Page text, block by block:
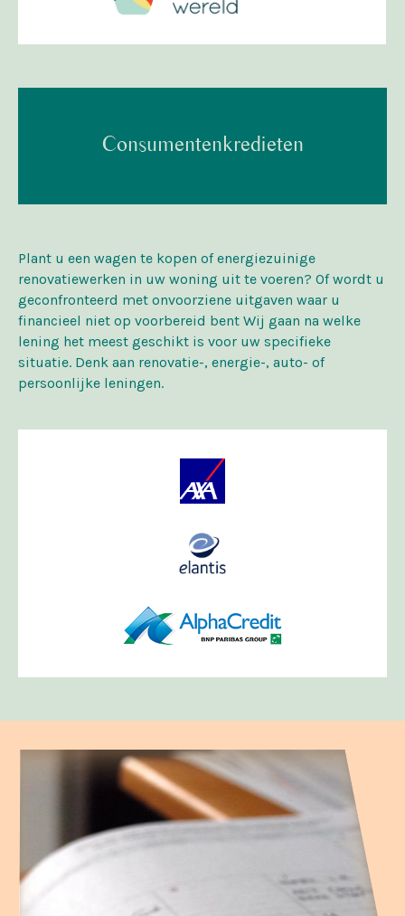
Consumentenkredieten
Plant u een wagen te kopen of energiezuinige
renovatiewerken in uw woning uit te voeren? Of wordt u
geconfronteerd met onvoorziene uitgaven waar u
financieel niet op voorbereid bent Wij gaan na welke
lening het meest geschikt is voor uw specifieke
situatie. Denk aan renovatie-, energie-, auto- of
persoonlijke leningen.